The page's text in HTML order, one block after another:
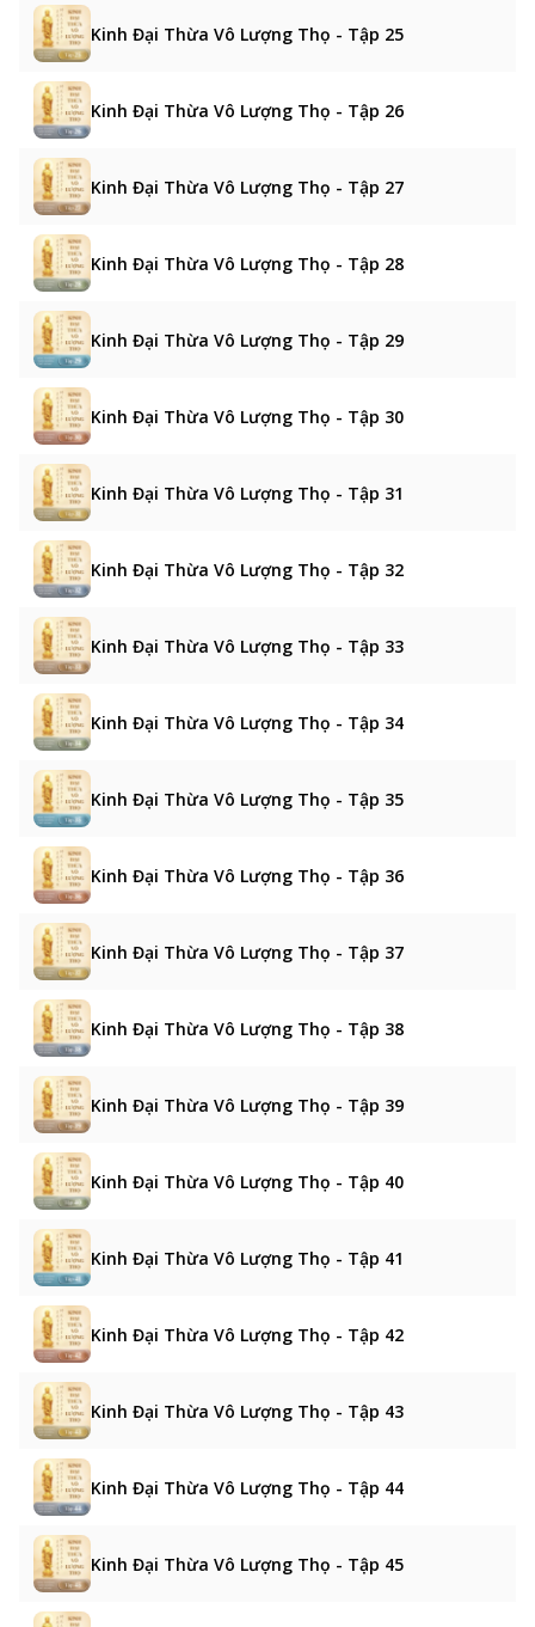
Kinh Đại Thừa Vô Lượng Thọ - Tập 25
Kinh Đại Thừa Vô Lượng Thọ - Tập 26
Kinh Đại Thừa Vô Lượng Thọ - Tập 27
Kinh Đại Thừa Vô Lượng Thọ - Tập 28
Kinh Đại Thừa Vô Lượng Thọ - Tập 29
Kinh Đại Thừa Vô Lượng Thọ - Tập 30
Kinh Đại Thừa Vô Lượng Thọ - Tập 31
Kinh Đại Thừa Vô Lượng Thọ - Tập 32
Kinh Đại Thừa Vô Lượng Thọ - Tập 33
Kinh Đại Thừa Vô Lượng Thọ - Tập 34
Kinh Đại Thừa Vô Lượng Thọ - Tập 35
Kinh Đại Thừa Vô Lượng Thọ - Tập 36
Kinh Đại Thừa Vô Lượng Thọ - Tập 37
Kinh Đại Thừa Vô Lượng Thọ - Tập 38
Kinh Đại Thừa Vô Lượng Thọ - Tập 39
Kinh Đại Thừa Vô Lượng Thọ - Tập 40
Kinh Đại Thừa Vô Lượng Thọ - Tập 41
Kinh Đại Thừa Vô Lượng Thọ - Tập 42
Kinh Đại Thừa Vô Lượng Thọ - Tập 43
Kinh Đại Thừa Vô Lượng Thọ - Tập 44
Kinh Đại Thừa Vô Lượng Thọ - Tập 45